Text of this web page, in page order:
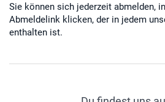
Sie können sich jederzeit abmelden,
Abmeldelink klicken, der in jedem
enthalten ist.